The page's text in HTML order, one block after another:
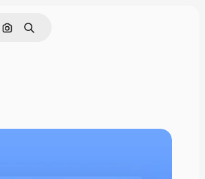
Поиск по изображению
Поиск